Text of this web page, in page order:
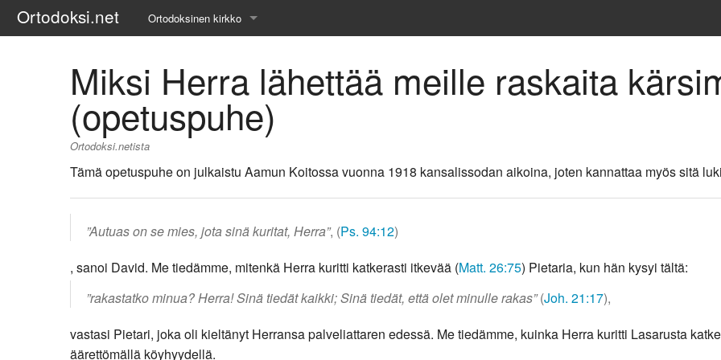
Ortodoksi.net Ortodoksinen kirkko
Liturgiset tekstit
Opetuspuheet
Etiikka
Uskonoppi
Kirkkotaide
Pyhät ihmiset
Suomen kirkko
Miksi Herra lähettää meille raskaita
(opetuspuhe)
Ortodoksi.netista
Tämä opetuspuhe on julkaistu Aamun Koitossa vuonna 1918 kansalissodan aikoina, joten kannattaa myös sitä
”Autuas on se mies, jota sinä kuritat, Herra”, (Ps. 94:12)
, sanoi David. Me tiedämme, mitenkä Herra kuritti katkerasti itkevää (Matt. 26:75) Pietaria, kun hän kysyi tältä:
”rakastatko minua? Herra! Sinä tiedät kaikki; Sinä tiedät, että olet minulle rakas”(Joh. 21:17),
vastasi Pietari, joka oli kieltänyt Herransa palveliattaren edessä. Me tiedämme, kuinka Herra kuritti Lasarusta
äärettömällä köyhyydellä.